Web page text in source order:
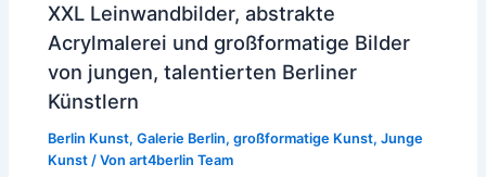
XXL Leinwandbilder, abstrakte
Acrylmalerei und großformatige Bilder
von jungen, talentierten Berliner
Künstlern
Berlin Kunst,Galerie Berlin,großformatige Kunst,Junge
Kunst / Vonart4berlin Team